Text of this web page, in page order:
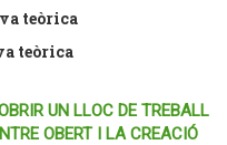
teòrica
teòrica
UN LLOC DE TREBALL
OBERT I LA CREACIÓ